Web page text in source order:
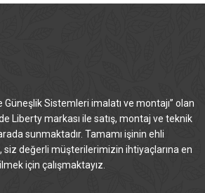
Güneşlik Sistemleri imalatı ve montajı” olan
Liberty markası ile satış, montaj ve teknik
sunmaktadır. Tamamı işinin ehli
değerli müşterilerimizin ihtiyaçlarına en
için çalışmaktayız.